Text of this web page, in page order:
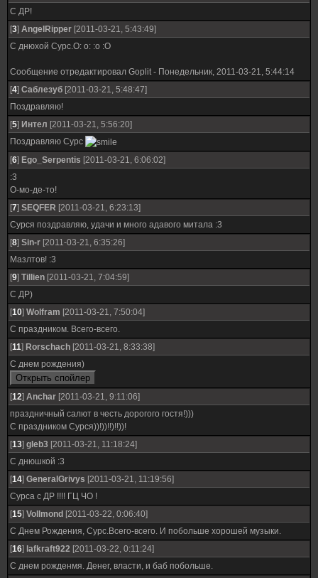
С ДР!
[3] AngelRipper [2011-03-21, 5:43:49]
С днюхой Сурс.О: о: :о :О
Сообщение отредактировал Goplit- Понедельник, 2011-03-21, 5:44:14
[4] Саблезуб [2011-03-21, 5:48:47]
Поздравляю!
[5] Интел [2011-03-21, 5:56:20]
Поздравляю Сурс
[6] Ego_Serpentis [2011-03-21, 6:06:02]
:3
О-мо-де-то!
[7] SEQFER [2011-03-21, 6:23:13]
Сурся поздравляю, удачи и много адавого митала :3
[8] Sin-r [2011-03-21, 6:35:26]
Мазлтов! :3
[9] Tillien [2011-03-21, 7:04:59]
С ДР)
[10] Wolfram [2011-03-21, 7:50:04]
С праздником. Всего-всего.
[11] Rorschach [2011-03-21, 8:33:38]
С днем рождения)
[12] Anchar [2011-03-21, 9:11:06]
праздничный салют в честь дорогого гостя!)))
С праздником Сурся))!))!!)!!))!
[13] gleb3 [2011-03-21, 11:18:24]
C днюшкой :3
[14] GeneralGrivys [2011-03-21, 11:19:56]
Сурса с ДР !!!! ГЦ ЧО !
[15] Vollmond [2011-03-22, 0:06:40]
С Днем Рождения, Сурс.Всего-всего. И побольше хорошей музыки.
[16] lafkraft922 [2011-03-22, 0:11:24]
С днем рожденмя. Денег, власти, и баб побольше.